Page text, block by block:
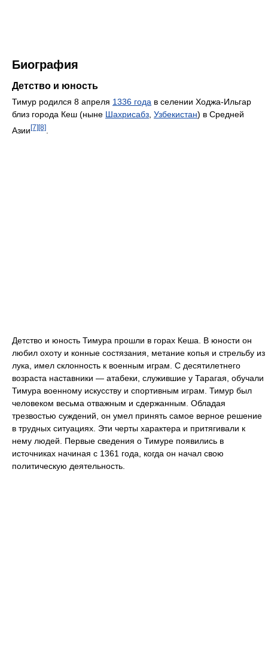
Биография
Детство и юность
Тимур родился 8 апреля 1336 года в селении Ходжа-Ильгар
близ города Кеш (ныне Шахрисабз, Узбекистан) в Средней
Азии [7] [8]
Детство и юность Тимура прошли в горах Кеша. В юности он
любил охоту и конные состязания, метание копья и стрельбу из
лука, имел склонность к военным играм. С десятилетнего
возраста наставники — атабеки, служившие у Тарагая, обучали
Тимура военному искусству и спортивным играм. Тимур был
человеком весьма отважным и сдержанным. Обладая
трезвостью суждений, он умел принять самое верное решение
в трудных ситуациях. Эти черты характера и притягивали к
нему людей. Первые сведения о Тимуре появились в
источниках начиная с 1361 года, когда он начал свою
политическую деятельность.